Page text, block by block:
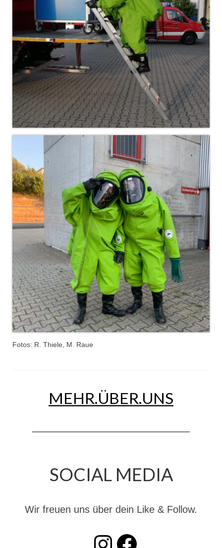
10 Jahre KatS-Zug
Musikzug
Infos
Termine
Chronik des Musikzug
Christkindwiegen
Christkindwiegen 2024
Christkindwiegen 2023
Christkindwiegen 2022
Christkindwiegen 2021
Christkindwiegen 2019
Christkindwiegen 2018
Christkindwiegen 2017
Christkindwiegen 2016
Jahreskonzert 2017
Oktoberfestkonzert 2018
Einsatzfahrzeuge
Fotos: R. Thiele, M. Raue
MEHR.ÜBER.UNS
SOCIAL MEDIA
Wir freuen uns über dein Like & Follow.